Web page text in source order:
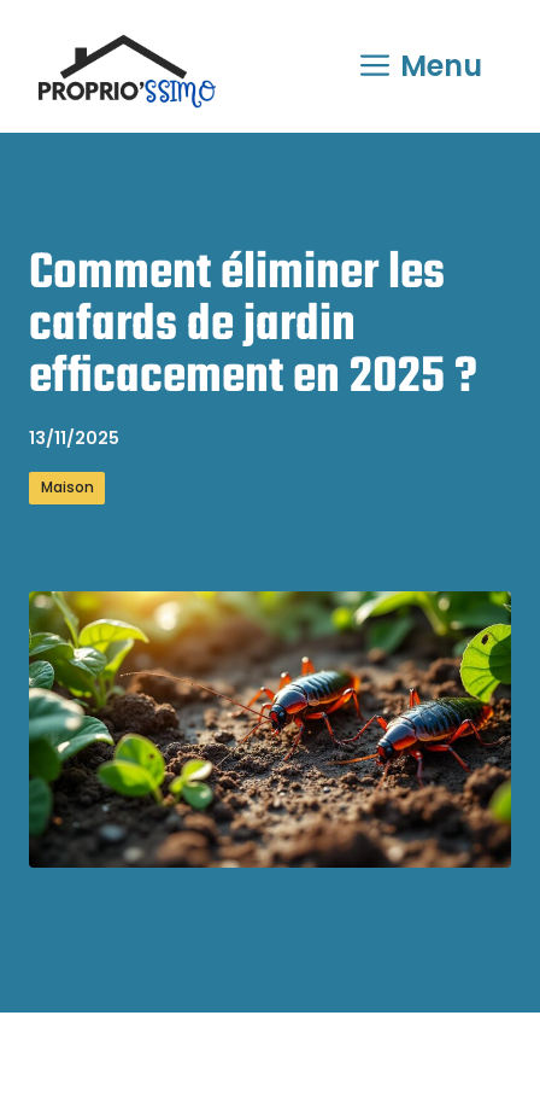
contenu
Menu
Comment éliminer les
cafards de jardin
efficacement en 2025 ?
13/11/2025
Maison